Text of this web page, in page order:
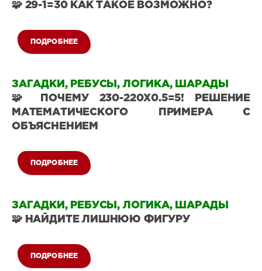
23
🧩 29-1=30 КАК ТАКОЕ ВОЗМОЖНО?
логику
ПОДРОБНЕЕ
ЗАГАДКИ, РЕБУСЫ, ЛОГИКА, ШАРАДЫ
🧩 ПОЧЕМУ 230-220X0.5=5! РЕШЕНИЕ
МАТЕМАТИЧЕСКОГО ПРИМЕРА С
ОБЪЯСНЕНИЕМ
логику
32
ПОДРОБНЕЕ
ЗАГАДКИ, РЕБУСЫ, ЛОГИКА, ШАРАДЫ
🧩 НАЙДИТЕ ЛИШНЮЮ ФИГУРУ
ПОДРОБНЕЕ